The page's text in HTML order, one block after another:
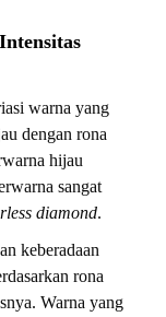
warna yang
dengan rona
hijau
sangat
diamond.
keberadaan
rona
Warna yang